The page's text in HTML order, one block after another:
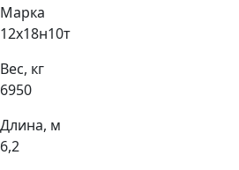
Марка
12х18н10т
Вес, кг
6950
Длина, м
6,2